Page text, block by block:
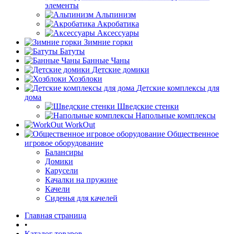
элементы
Альпинизм
Акробатика
Аксессуары
Зимние горки
Батуты
Банные Чаны
Детские домики
Хозблоки
Детские комплексы для
дома
Шведские стенки
Напольные комплексы
WorkOut
Общественное
игровое оборудование
Балансиры
Домики
Карусели
Качалки на пружине
Качели
Сиденья для качелей
Главная страница
•